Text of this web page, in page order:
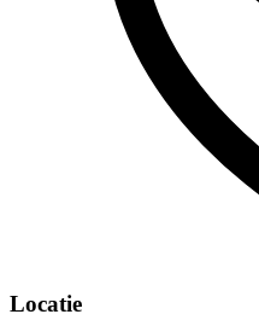
Locatie